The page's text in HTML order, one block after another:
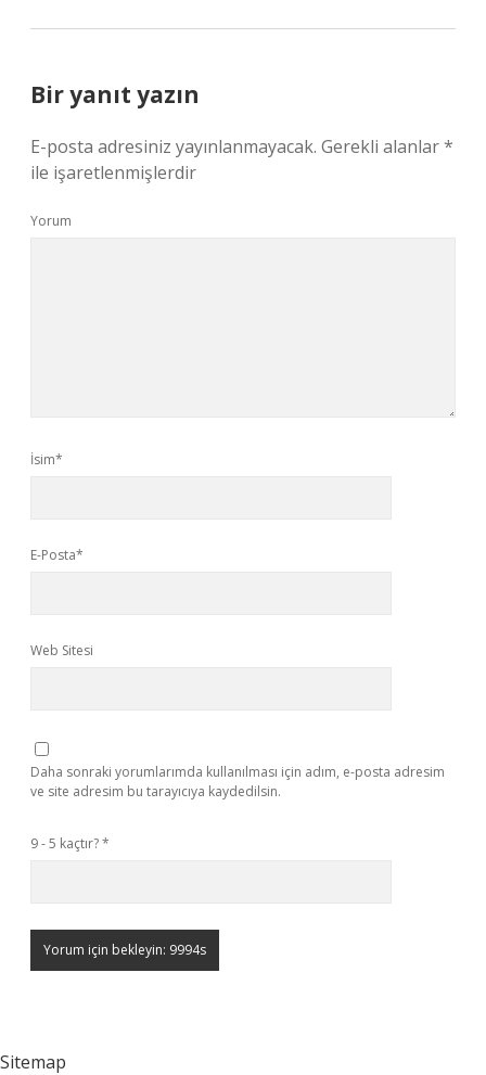
Bir yanıt yazın
E-posta adresiniz yayınlanmayacak. Gerekli alanlar*
ile işaretlenmişlerdir
Yorum
İsim*
E-Posta*
Web Sitesi
Daha sonraki yorumlarımda kullanılması için adım, e-posta adresim
ve site adresim bu tarayıcıya kaydedilsin.
9 - 5 kaçtır?*
Sitemap